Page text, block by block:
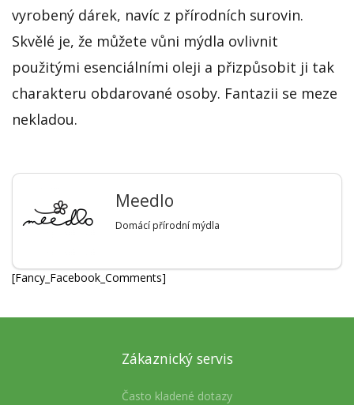
vyrobený dárek, navíc z přírodních surovin.
Skvělé je, že můžete vůni mýdla ovlivnit
použitými esenciálními oleji a přizpůsobit ji tak
charakteru obdarované osoby. Fantazii se meze
nekladou.
Meedlo
Domácí přírodní mýdla
[Fancy_Facebook_Comments]
Zákaznický servis
Často kladené dotazy